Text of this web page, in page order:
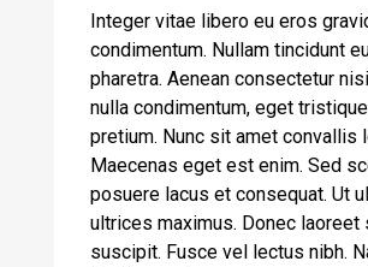
Integer vitae libero eu eros
condimentum. Nullam tincidunt
pharetra. Aenean consectetur
nulla condimentum, eget
pretium. Nunc sit amet convallis
Maecenas eget est enim. Sed
posuere lacus et consequat. Ut
ultrices maximus. Donec laoreet
suscipit. Fusce vel lectus nibh.